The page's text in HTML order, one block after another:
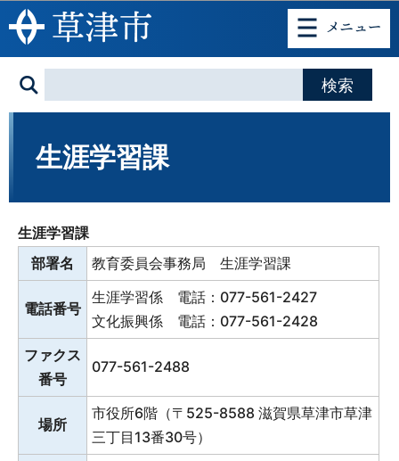
このページの本文へ移動
生涯学習課
生涯学習課
部署名
教育委員会事務局 生涯学習課
電話番号
生涯学習係 電話：077-561-2427
文化振興係 電話：077-561-2428
ファクス
番号
077-561-2488
場所
市役所6階（〒525-8588 滋賀県草津市草津
三丁目13番30号）